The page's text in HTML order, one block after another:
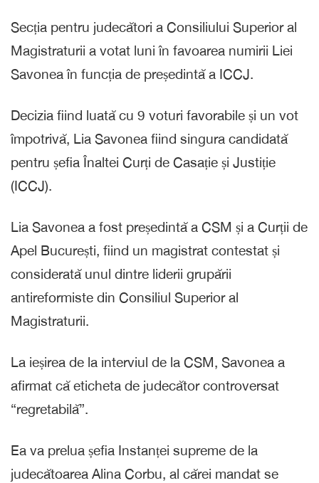
Secția pentru judecători a Consiliului Superior al
Magistraturii a votat luni în favoarea numirii Liei
Savonea în funcția de președintă a ICCJ.
Decizia fiind luată cu 9 voturi favorabile și un vot
împotrivă, Lia Savonea fiind singura candidată
pentru șefia Înaltei Curți de Casație și Justiție
(ICCJ).
Lia Savonea a fost președintă a CSM și a Curții de
Apel București, fiind un magistrat contestat și
considerată unul dintre liderii grupării
antireformiste din Consiliul Superior al
Magistraturii.
La ieșirea de la interviul de la CSM, Savonea a
afirmat că eticheta de judecător controversat
“regretabilă”.
Ea va prelua șefia Instanței supreme de la
judecătoarea Alina Corbu, al cărei mandat se